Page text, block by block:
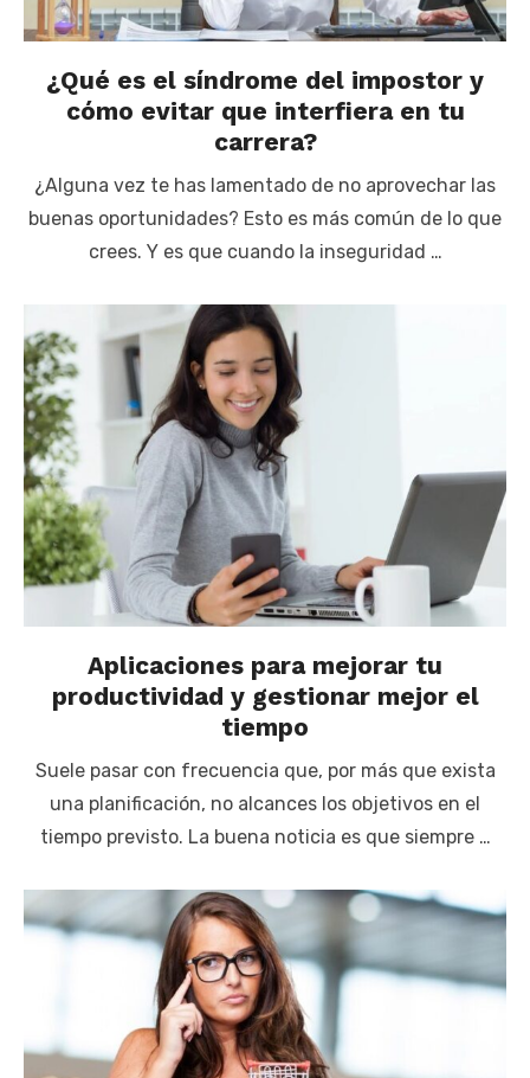
¿Qué es el síndrome del impostor y
cómo evitar que interfiera en tu
carrera?
¿Alguna vez te has lamentado de no aprovechar las
buenas oportunidades? Esto es más común de lo que
crees. Y es que cuando la inseguridad …
Aplicaciones para mejorar tu
productividad y gestionar mejor el
tiempo
Suele pasar con frecuencia que, por más que exista
una planificación, no alcances los objetivos en el
tiempo previsto. La buena noticia es que siempre …